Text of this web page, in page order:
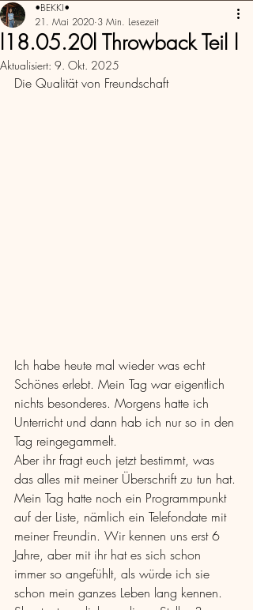
l18.05.20l Throwback Teil l
•BEKKI•
21. Mai 2020 3 Min. Lesezeit
Aktualisiert: 9. Okt. 2025
Die Qualität von Freundschaft
Ich habe heute mal wieder was echt
Schönes erlebt. Mein Tag war eigentlich
nichts besonderes. Morgens hatte ich
Unterricht und dann hab ich nur so in den
Tag reingegammelt.
Aber ihr fragt euch jetzt bestimmt, was
das alles mit meiner Überschrift zu tun hat.
Mein Tag hatte noch ein Programmpunkt
auf der Liste, nämlich ein Telefondate mit
meiner Freundin. Wir kennen uns erst 6
Jahre, aber mit ihr hat es sich schon
immer so angefühlt, als würde ich sie
schon mein ganzes Leben lang kennen.